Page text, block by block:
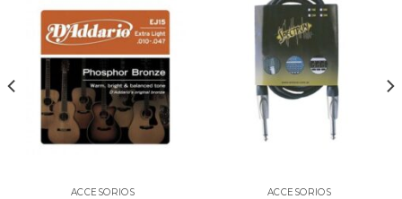
ACCESORIOS ACCESORIOS